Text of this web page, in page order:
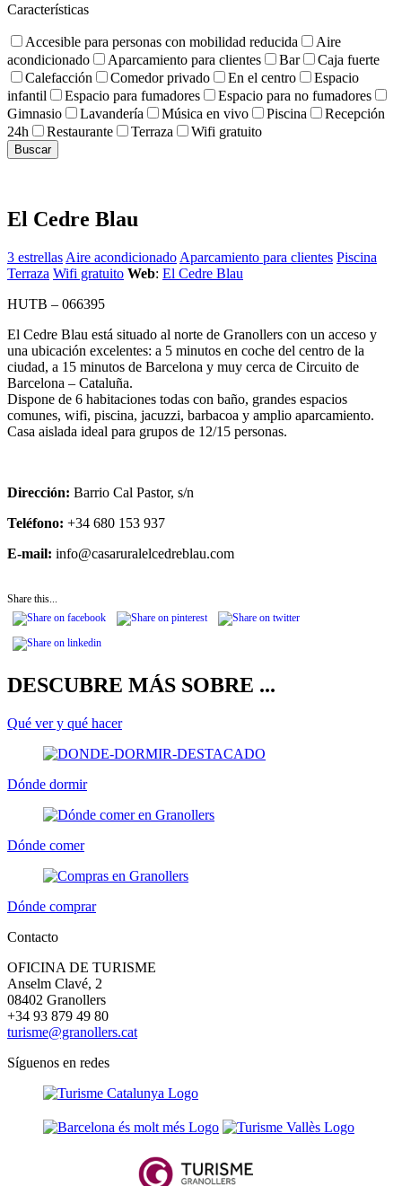
Características
Accesible para personas con mobilidad reducida
Aire
acondicionado
Aparcamiento para clientes Bar
Caja fuerte
Calefacción
Comedor privado En el centro
Espacio
infantil
Espacio para fumadores
Espacio para no fumadores
Gimnasio
Lavandería Música en vivo Piscina
Recepción
24h
Restaurante Terraza Wifi gratuito
El Cedre Blau
3 estrellas Aire acondicionado Aparcamiento para clientes Piscina
Terraza Wifi gratuito Web: El Cedre Blau
HUTB – 066395
El Cedre Blau está situado al norte de Granollers con un acceso y
una ubicación excelentes: a 5 minutos en coche del centro de la
ciudad, a 15 minutos de Barcelona y muy cerca de Circuito de
Barcelona – Cataluña.
Dispone de 6 habitaciones todas con baño, grandes espacios
comunes, wifi, piscina, jacuzzi, barbacoa y amplio aparcamiento.
Casa aislada ideal para grupos de 12/15 personas.
Dirección: Barrio Cal Pastor, s/n
Teléfono: +34 680 153 937
E-mail: info@casaruralelcedreblau.com
Share this...
DESCUBRE MÁS SOBRE ...
Qué ver y qué hacer
Dónde dormir
Dónde comer
Dónde comprar
Contacto
OFICINA DE TURISME
Anselm Clavé, 2
08402 Granollers
+34 93 879 49 80
turisme@granollers.cat
Síguenos en redes